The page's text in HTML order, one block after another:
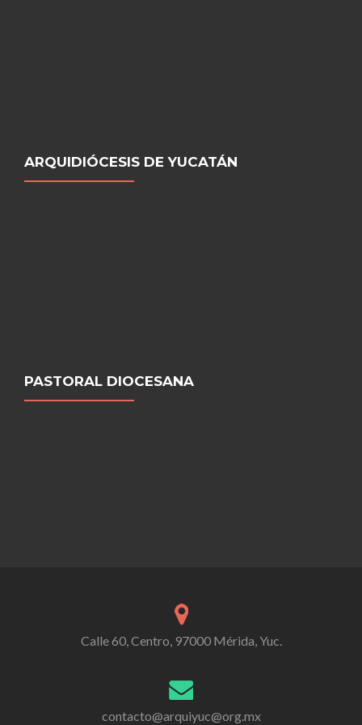
ARQUIDIÓCESIS DE YUCATÁN
PASTORAL DIOCESANA
Calle 60, Centro, 97000 Mérida, Yuc.
contacto@arquiyuc@org.mx